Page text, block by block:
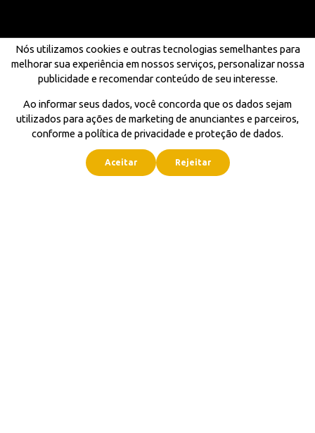
Nós utilizamos cookies e outras tecnologias semelhantes para
melhorar sua experiência em nossos serviços, personalizar nossa
publicidade e recomendar conteúdo de seu interesse.
Ao informar seus dados, você concorda que os dados sejam
utilizados para ações de marketing de anunciantes e parceiros,
conforme a política de privacidade e proteção de dados.
Aceitar Rejeitar